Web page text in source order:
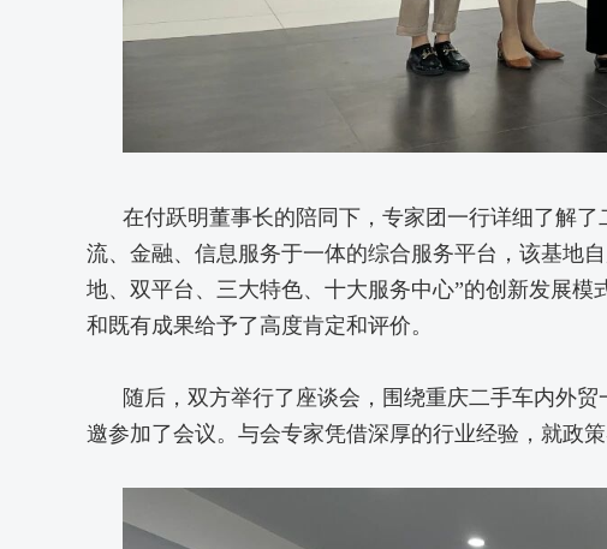
在付跃明董事长的陪同下，专家团一行详细了解
流、金融、信息服务于一体的综合服务平台，该基地
地、双平台、三大特色、十大服务中心”的创新发展
和既有成果给予了高度肯定和评价。
随后，双方举行了座谈会，围绕重庆二手车内外
邀参加了会议。与会专家凭借深厚的行业经验，就政